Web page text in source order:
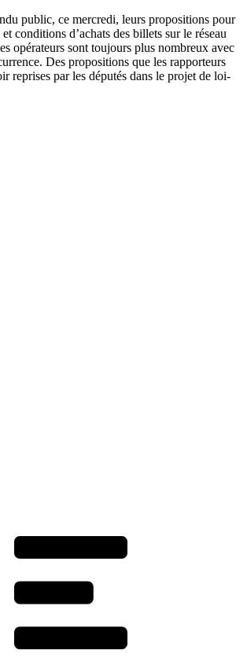
public, ce mercredi, leurs propositions pour
conditions d’achats des billets sur le réseau
opérateurs sont toujours plus nombreux avec
Des propositions que les rapporteurs
reprises par les députés dans le projet de loi-